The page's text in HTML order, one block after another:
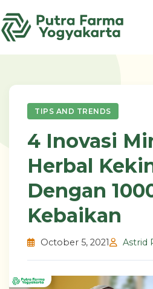
to
content
TIPS AND TRENDS
4 Inovasi
Herbal
Dengan
Kebaikan
October 5, 2021 Astrid